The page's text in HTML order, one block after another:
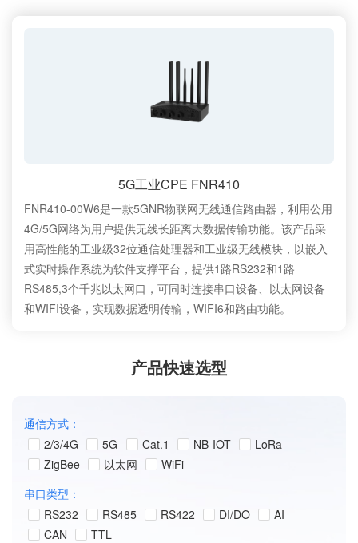
5G工业CPE FNR410
FNR410-00W6是一款5GNR物联网无线通信路由器，利用公用
4G/5G网络为用户提供无线长距离大数据传输功能。该产品采
用高性能的工业级32位通信处理器和工业级无线模块，以嵌入
式实时操作系统为软件支撑平台，提供1路RS232和1路
RS485,3个千兆以太网口，可同时连接串口设备、以太网设备
和WIFI设备，实现数据透明传输，WIFI6和路由功能。
产品快速选型
通信方式：
2/3/4G
5G Cat.1 NB-IOT
LoRa
ZigBee
以太网
WiFi
串口类型：
RS232
RS485 RS422 DI/DO
AI
CAN
TTL